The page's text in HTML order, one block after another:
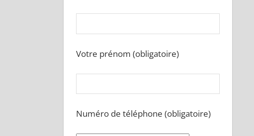
Votre prénom (obligatoire)
Numéro de téléphone (obligatoire)